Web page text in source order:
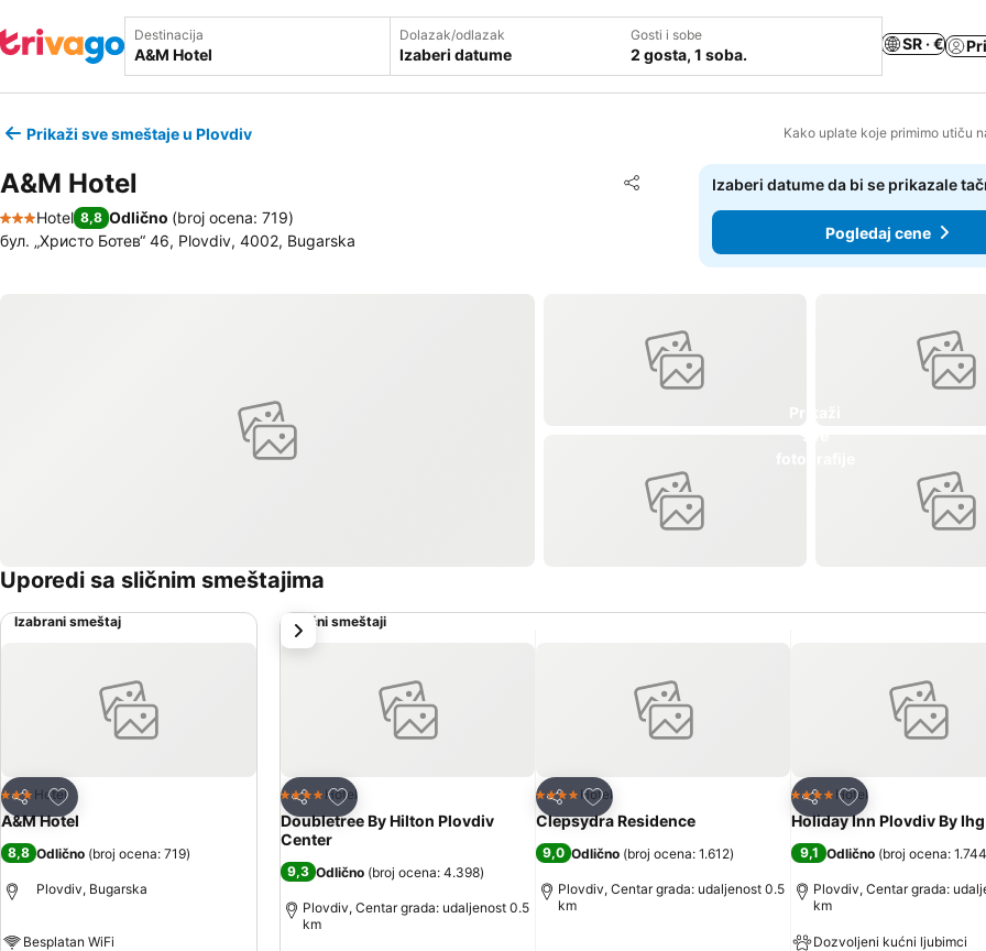
Destinacija Dolazak/odlazak
Izaberi datume
Gosti i sobe
2 gosta, 1 soba.
SR · €
Prikaži sve smeštaje u Plovdiv Kako uplate koje primimo utiču
A&M Hotel Deli
Dodati u favorite
3 Zvezdice
Hotel 8,8 Odlično (broj ocena: 719)
бул. „Христо Ботев“ 46, Plovdiv, 4002, Bugarska
Izaberi datume da bi se prikazale
Pogledaj cene
Uporedi sa sličnim smeštajima
Izabrani smeštaj
Deli
Dodati u favorite
3 Zvezdice
Hotel
A&M Hotel
8,8 Odlično (broj ocena: 719)
Plovdiv, Bugarska
Besplatan WiFi
Slični smeštaji
Deli
Dodati u favorite
4 Zvezdice
Hotel
Doubletree By Hilton Plovdiv
Center
9,3 Odlično (broj ocena: 4.398)
Plovdiv, Centar grada: udaljenost 0.5
km
Deli
Dodati u favorite
4 Zvezdice
Hotel
Clepsydra Residence
9,0 Odlično (broj ocena: 1.612)
Plovdiv, Centar grada: udaljenost 0.5
km
Deli
Dodati u favorite
4 Zvezdice
Hotel
Holiday Inn Plovdiv By Ihg
9,1 Odlično (broj ocena: 1.744
Plovdiv, Centar grada:
km
Dozvoljeni kućni ljubimci
sledeće